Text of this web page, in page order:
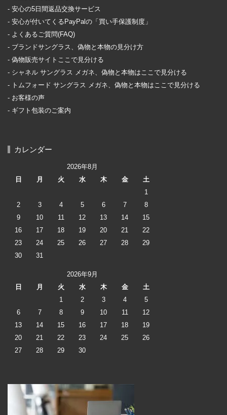
安心の5日間返品交換サービス
安心が付いてくるPayPalの「買い手保護制度」
よくあるご質問(FAQ)
ブランドサングラス、偽物と本物の見分け方
偽物販売サイトここで見分ける
シャネル サングラス メガネ、偽物と本物はここで見分ける
トムフォード サングラス メガネ、偽物と本物はここで見分ける
お客様の声
ギフト包装のご案内
カレンダー
2026年8月
日
月 火 水 木 金
土
1
2
3 4 5 6 7
8
9
10 11 12 13 14
15
16
17 18 19 20 21
22
23
24 25 26 27 28
29
30
31
2026年9月
日
月 火 水 木 金
土
1
2 3 4
5
6
7 8 9 10 11
12
13
14 15 16 17 18
19
20
21 22 23 24 25
26
27
28 29 30